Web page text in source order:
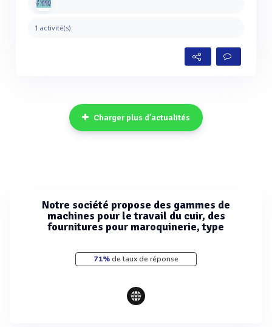
1 activité(s)
Charger plus d'actualités
Notre société propose des gammes de
machines pour le travail du cuir, des
fournitures pour maroquinerie, type
71%de taux de réponse